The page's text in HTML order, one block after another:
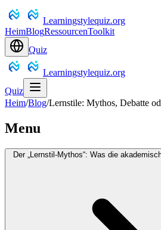
Learningstylequiz.org
HeimBlogRessourcenToolkit
Quiz
Learningstylequiz.org
Quiz
Heim/Blog/Lernstile: Mythos, Debatte
Menu
Der „Lernstil-Mythos“: Was die